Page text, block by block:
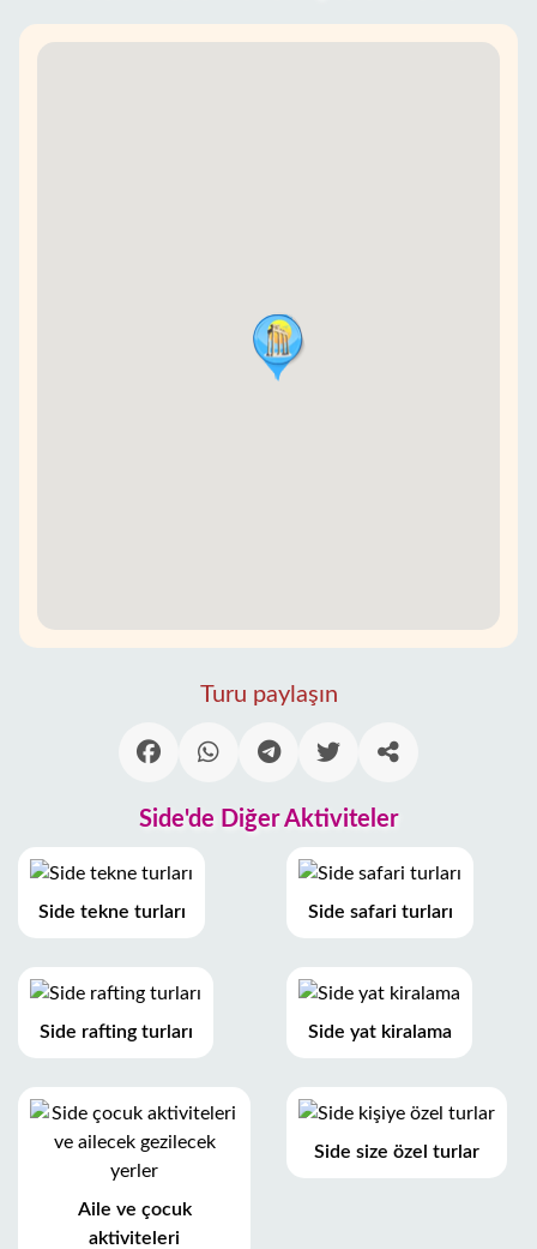
Turu paylaşın
Side'de Diğer Aktiviteler
Side tekne turları Side safari turları
Side rafting turları Side yat kiralama
Aile ve çocuk
aktiviteleri
Side size özel turlar